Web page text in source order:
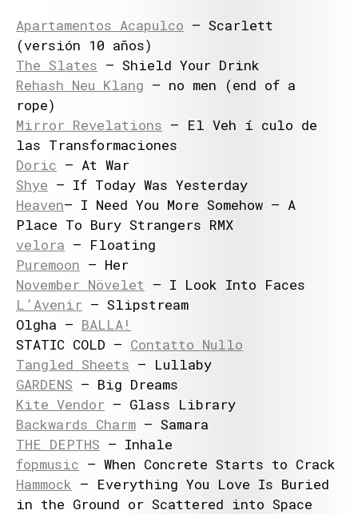
Apartamentos Acapulco – Scarlett
(versión 10 años)
The Slates – Shield Your Drink
Rehash Neu Klang – no men (end of a
rope)
Mirror Revelations – El Veh í culo de
las Transformaciones
Doric – At War
Shye – If Today Was Yesterday
Heaven– I Need You More Somehow – A
Place To Bury Strangers RMX
velora – Floating
Puremoon – Her
November Növelet – I Look Into Faces
L’Avenir – Slipstream
Olgha – BALLA!
STATIC COLD – Contatto Nullo
Tangled Sheets – Lullaby
GARDENS – Big Dreams
Kite Vendor – Glass Library
Backwards Charm – Samara
THE DEPTHS – Inhale
fopmusic – When Concrete Starts to Crack
Hammock – Everything You Love Is Buried
in the Ground or Scattered into Space